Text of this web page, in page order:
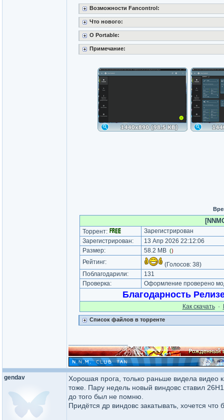
Возможности Fancontrol:
Что нового:
O Portable:
Примечание:
Торрент:
Зарегистрирован
Зарегистрирован:
13 Апр 2026 22:12:06
Размер:
58.2 MB ()
Рейтинг: (Голосов: 38)
Поблагодарили:
131
Проверка:
Оформление проверено
Благодарность
Как cкачать·
Список файлов в торренте
gendav
Хорошая прога, только раньше видела видео
тоже. Пару недель новый виндовс ставил
до того был не помню.
Придётся др виндовс закатывать, хочется